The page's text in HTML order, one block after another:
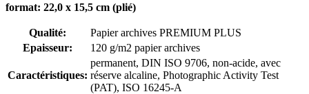
format: 22,0 x 15,5 cm (plié)
Qualité:
Papier archives PREMIUM PLUS
Epaisseur:
120 g/m2 papier archives
Caractéristiques:
permanent, DIN ISO 9706, non-acide, avec
réserve alcaline, Photographic Activity Test
(PAT), ISO 16245-A